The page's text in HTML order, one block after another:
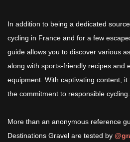
In addition to being a dedicated
cycling in France and for a few
guide allows you to discover various
along with sports-friendly recipes and
equipment. With captivating content,
the commitment to responsible cycling.
More than an anonymous reference
Destinations Gravel are tested by